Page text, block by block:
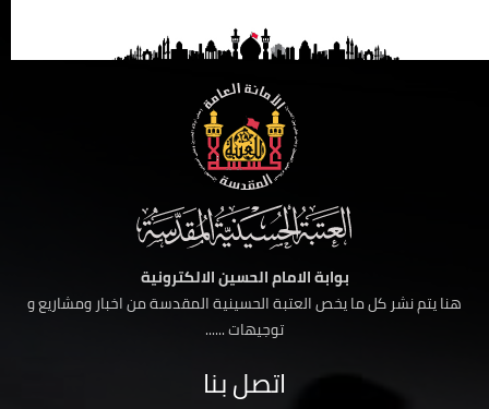
بوابة الامام الحسين الالكترونية
هنا يتم نشر كل ما يخص العتبة الحسينية المقدسة من اخبار ومشاريع و
توجيهات ......
اتصل بنا